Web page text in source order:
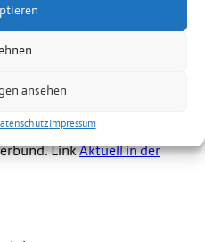
ansehen
Impressum
Büchern für Erwachsene,
für Kinder und DVDs
der Gemeinde-
Eschen sowie dem
LinkAktuell in der